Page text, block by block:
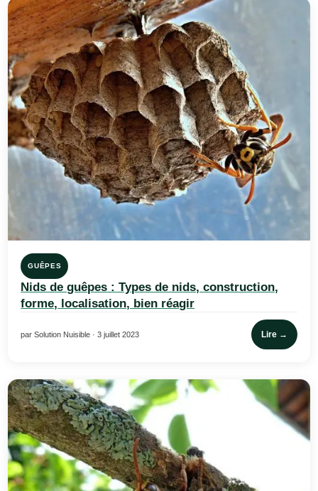
GUÊPES
Nids de guêpes : Types de nids, construction,
forme, localisation, bien réagir
par Solution Nuisible · 3 juillet 2023 Lire →